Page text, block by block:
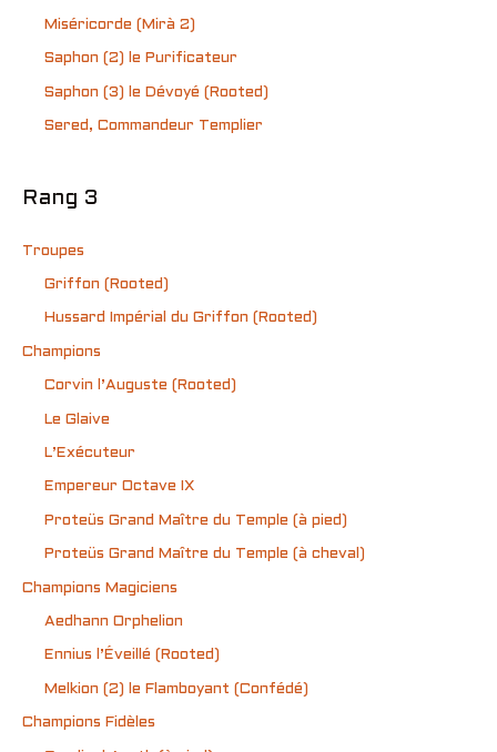
Miséricorde (Mirà 2)
Saphon (2) le Purificateur
Saphon (3) le Dévoyé (Rooted)
Sered, Commandeur Templier
Rang 3
Troupes
Griffon (Rooted)
Hussard Impérial du Griffon (Rooted)
Champions
Corvin l’Auguste (Rooted)
Le Glaive
L’Exécuteur
Empereur Octave IX
Proteüs Grand Maître du Temple (à pied)
Proteüs Grand Maître du Temple (à cheval)
Champions Magiciens
Aedhann Orphelion
Ennius l’Éveillé (Rooted)
Melkion (2) le Flamboyant (Confédé)
Champions Fidèles